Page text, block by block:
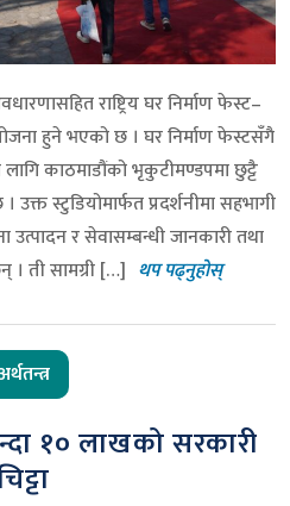
राष्ट्रिय घर निर्माण फेस्ट–
हुने भएको छ । घर निर्माण फेस्टसँगै
काठमाडौंको भृकुटीमण्डपमा छुट्टै
उक्त स्टुडियोमार्फत प्रदर्शनीमा सहभागी
र सेवासम्बन्धी जानकारी तथा
। ती सामग्री […] थप पढ्नुहोस्
१० लाखको सरकारी